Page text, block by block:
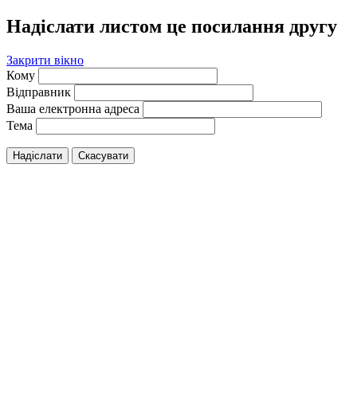
Надіслати листом це посилання другу
Закрити вікно
Кому
Відправник
Ваша електронна адреса
Тема
Надіслати Скасувати